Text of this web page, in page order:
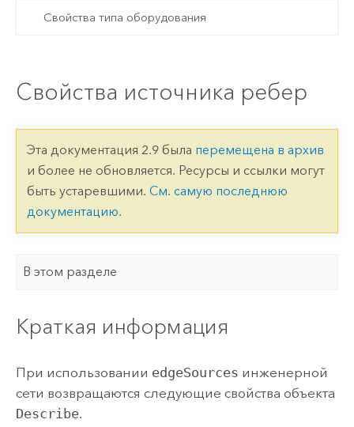
Свойства типа оборудования
Свойства источника ребер
Эта документация 2.9 была перемещена в архив
и более не обновляется. Ресурсы и ссылки могут
быть устаревшими. См. самую последнюю
документацию.
В этом разделе
Краткая информация
При использовании edgeSources инженерной
сети возвращаются следующие свойства объекта
Describe.